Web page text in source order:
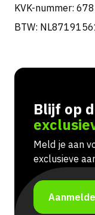
KVK-nummer:
BTW:
Blijf op
Meld je aan
exclusieve